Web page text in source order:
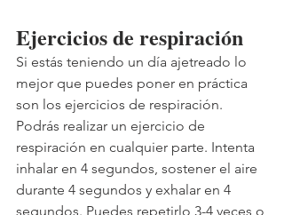
Ejercicios de respiración
Si estás teniendo un día ajetreado lo
mejor que puedes poner en práctica
son los ejercicios de respiración.
Podrás realizar un ejercicio de
respiración en cualquier parte. Intenta
inhalar en 4 segundos, sostener el aire
durante 4 segundos y exhalar en 4
segundos. Puedes repetirlo 3-4 veces o